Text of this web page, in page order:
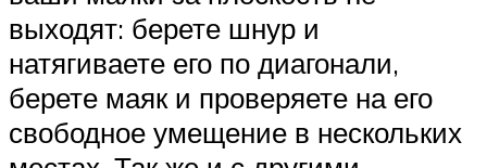
выходят: берете шнур и
натягиваете его по диагонали,
берете маяк и проверяете на его
свободное умещение в нескольких